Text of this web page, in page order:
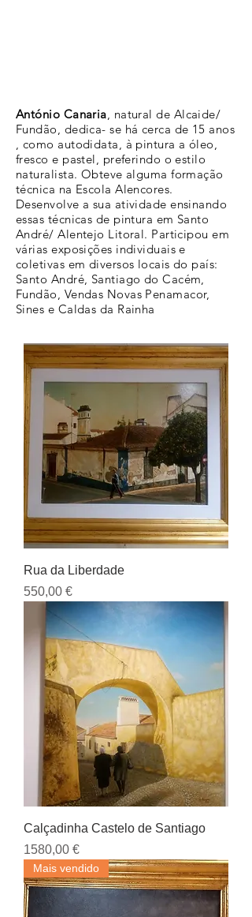
António Canaria, natural de Alcaide/
Fundão, dedica- se há cerca de 15 anos
, como autodidata, à pintura a óleo,
fresco e pastel, preferindo o estilo
naturalista. Obteve alguma formação
técnica na Escola Alencores.
Desenvolve a sua atividade ensinando
essas técnicas de pintura em Santo
André/ Alentejo Litoral. Participou em
várias exposições individuais e
coletivas em diversos locais do país:
Santo André, Santiago do Cacém,
Fundão, Vendas Novas Penamacor,
Sines e Caldas da Rainha
Rua da Liberdade
Preço
550,00 €
Calçadinha Castelo de Santiago
Preço
1580,00 €
Mais vendido